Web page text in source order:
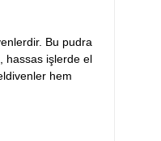
Bu pudra
hassas işlerde el
hem